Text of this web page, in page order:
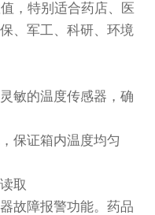
，特别适合药店、医
、军工、科研、环境
敏的温度传感器，确
保证箱内温度均匀
取
故障报警功能。药品